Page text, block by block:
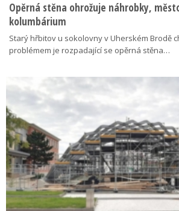
Opěrná stěna ohrožuje náhrobky,
kolumbárium
Starý hřbitov u sokolovny v Uherském Brodě
problémem je rozpadající se opěrná stěna…